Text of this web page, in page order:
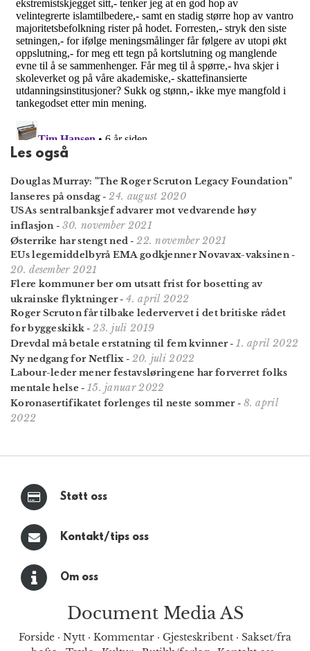
Les også
Douglas Murray: "The Roger Scruton Legacy Foundation"
lanseres på onsdag -24. august 2020
USAs sentralbanksjef advarer mot vedvarende høy
inflasjon- 30. november 2021
Østerrike har stengt ned -22. november 2021
EUs legemiddelbyrå EMA godkjenner Novavax-vaksinen-
20. desember 2021
Flere kommuner ber om utsatt frist for bosetting av
ukrainske flyktninger-4. april 2022
Roger Scruton får tilbake ledervervet i det britiske rådet
for byggeskikk -23. juli 2019
Drevdal må betale erstatning til fem kvinner-1. april 2022
Ny nedgang for Netflix- 20. juli 2022
Labour-leder mener festavsløringene har forverret folks
mentale helse - 15. januar 2022
Koronasertifikatet forlenges til neste sommer- 8. april
2022
Støtt oss
Kontakt/tips oss
Om oss
Document Media AS
Forside · Nytt · Kommentar · Gjesteskribent · Sakset/fra